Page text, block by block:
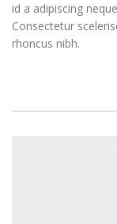
id a adipiscing
Consectetur
rhoncus nibh.